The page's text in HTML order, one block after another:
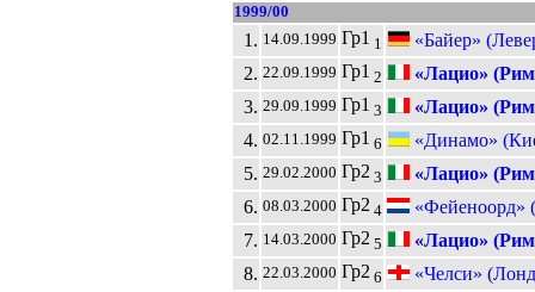
1999/00
1. 14.09.1999 Гр1 1
«Байер»
2. 22.09.1999 Гр1 2
«Лацио»
3. 29.09.1999 Гр1 3
«Лацио»
4. 02.11.1999 Гр1 6
«Динамо»
5. 29.02.2000 Гр23
«Лацио»
6. 08.03.2000 Гр24
«Фейеноорд»
7. 14.03.2000 Гр25
«Лацио»
8. 22.03.2000 Гр26
«Челси»